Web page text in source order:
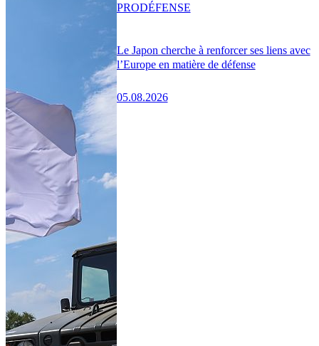
Le Japon cherche à renforcer ses liens avec
l’Europe en matière de défense
05.08.2026
PRODÉFENSE